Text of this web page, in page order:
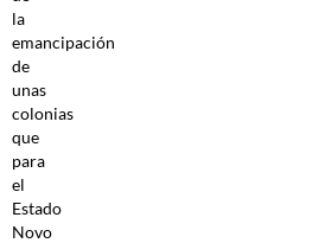
la
emancipación
de
unas
colonias
que
para
el
Estado
Novo